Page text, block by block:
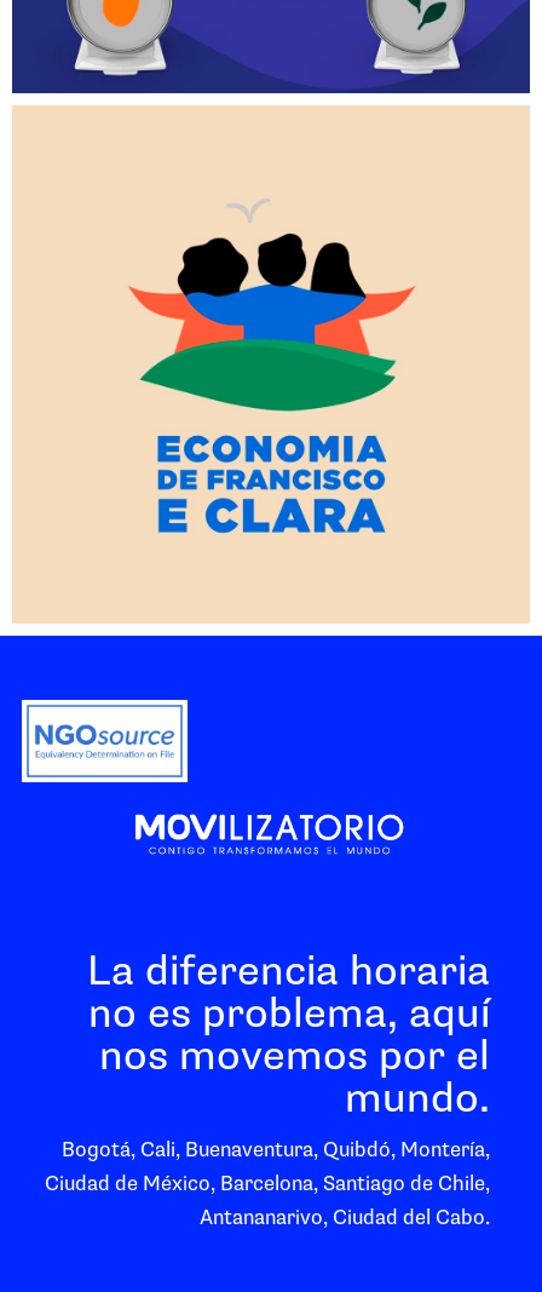
La diferencia horaria
no es problema, aquí
nos movemos por el
mundo.
Bogotá, Cali, Buenaventura, Quibdó, Montería,
Ciudad de México, Barcelona, Santiago de Chile,
Antananarivo, Ciudad del Cabo.